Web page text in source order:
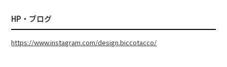
HP・ブログ
https://www.instagram.com/design.biccotacco/